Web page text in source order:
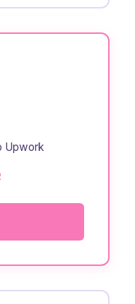
Upwork